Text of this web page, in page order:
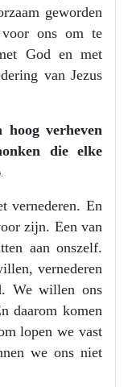
geworden
ons om te
God en met
van Jezus
hoog verheven
die elke
vernederen. En
zijn. Een van
aan onszelf.
vernederen
We willen ons
daarom komen
lopen we vast
we ons niet